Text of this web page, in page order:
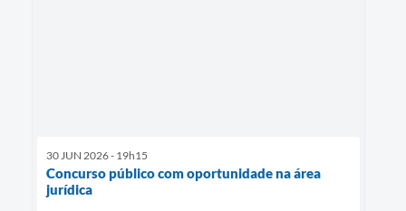
30 JUN 2026 - 19h15
Concurso público com oportunidade na área
jurídica